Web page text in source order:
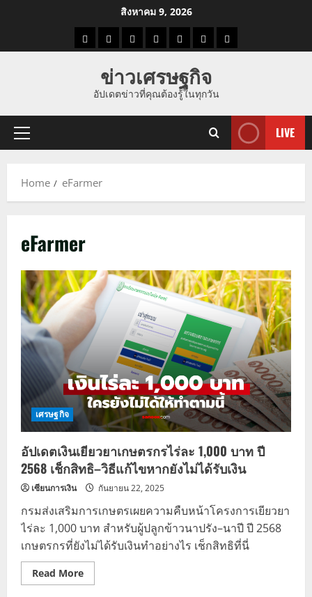
สิงหาคม 9, 2026
ราคาแนว
ราคา
ทอง
ข่าว
นี้
ข่าว
ดูด
ที่
ผู้ชาย
ข่าวเศรษฐกิจ
อัปเดตข่าวที่คุณต้องรู้ในทุกวัน
Primary
LIVE
Home eFarmer
eFarmer
เศรษฐกิจ
อัปเดตเงินเยียวยาเกษตรกรไร่ละ 1,000 บาท ปี
2568 เช็กสิทธิ–วิธีแก้ไขหากยังไม่ได้รับเงิน
เซียนการเงิน กันยายน 22, 2025
กรมส่งเสริมการเกษตรเผยความคืบหน้าโครงการเยียวยา
ไร่ละ 1,000 บาท สำหรับผู้ปลูกข้าวนาปรัง–นาปี ปี 2568
เกษตรกรที่ยังไม่ได้รับเงินทำอย่างไร เช็กสิทธิที่นี่
Read MoreRead
more